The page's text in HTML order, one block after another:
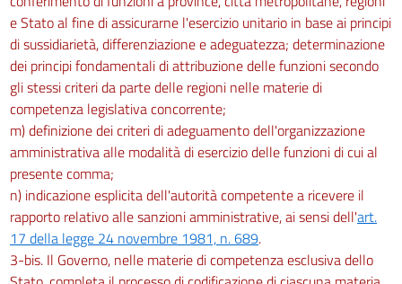
e Stato al fine di assicurarne l'esercizio unitario in base ai principi
di sussidiarietà, differenziazione e adeguatezza; determinazione
dei principi fondamentali di attribuzione delle funzioni secondo
gli stessi criteri da parte delle regioni nelle materie di
competenza legislativa concorrente;
m) definizione dei criteri di adeguamento dell'organizzazione
amministrativa alle modalità di esercizio delle funzioni di cui al
presente comma;
n) indicazione esplicita dell'autorità competente a ricevere il
rapporto relativo alle sanzioni amministrative, ai sensi dell'art.
17 della legge 24 novembre 1981, n. 689.
3-bis. Il Governo, nelle materie di competenza esclusiva dello